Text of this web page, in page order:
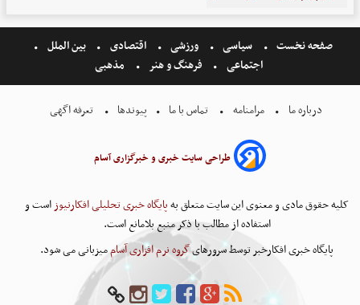
صفحه نخست سیاسی ورزشی اقتصادی
بین الملل
اجتماعی
فرهنگ و هنر مذهبی
درباره ما مرامنامه تماس با ما پیوندها تعرفه اگهی
طراحی سایت خبری و خبرگزاری آسام
کلیه حقوق مادی و معنوی این سایت متعلق بهپایگاه خبری تحلیلی افکارنیوزاست و
استفاده از مطالب با ذکر منبع بلامانع است.
پایگاه خبری افکارخبر توسط سرورهایگروه نرم افزاری آساممیزبانی می شود.